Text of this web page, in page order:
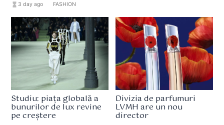
hourglass_full 3 day ago FASHION
Studiu: piața globală a
bunurilor de lux revine
pe creștere
Divizia de parfumuri
LVMH are un nou
director